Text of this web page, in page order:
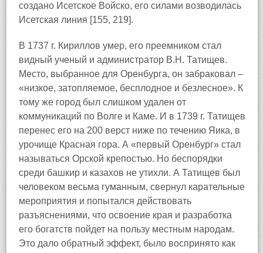
создано Исетское Войско, его силами возводилась
Исетская линия [155, 219].
В 1737 г. Кириллов умер, его преемником стал
видный ученый и администратор В.Н. Татищев.
Место, выбранное для Оренбурга, он забраковал –
«низкое, затопляемое, бесплодное и безлесное». К
тому же город был слишком удален от
коммуникаций по Волге и Каме. И в 1739 г. Татищев
перенес его на 200 верст ниже по течению Яика, в
урочище Красная гора. А «первый Оренбург» стал
называться Орской крепостью. Но беспорядки
среди башкир и казахов не утихли. А Татищев был
человеком весьма гуманным, свернул карательные
мероприятия и попытался действовать
разъяснениями, что освоение края и разработка
его богатств пойдет на пользу местным народам.
Это дало обратный эффект, было воспринято как